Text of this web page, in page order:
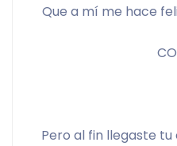
Que a mí me hace
Pero al fin llegaste